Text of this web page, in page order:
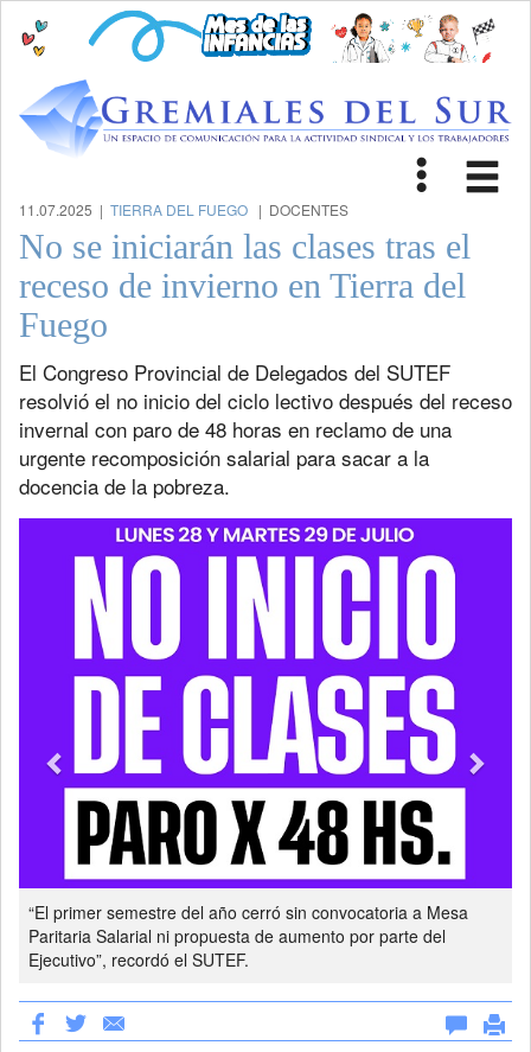
Toggle
11.07.2025 | TIERRA DEL FUEGO | DOCENTES
No se iniciarán las clases tras el
receso de invierno en Tierra del
Fuego
El Congreso Provincial de Delegados del SUTEF
resolvió el no inicio del ciclo lectivo después del receso
invernal con paro de 48 horas en reclamo de una
urgente recomposición salarial para sacar a la
docencia de la pobreza.
“El primer semestre del año cerró sin convocatoria a Mesa
Paritaria Salarial ni propuesta de aumento por parte del
Ejecutivo”, recordó el SUTEF.
Previous